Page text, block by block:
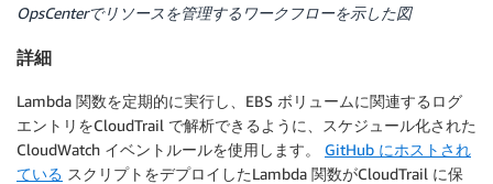
OpsCenterでリソースを管理するワークフローを示した図
詳細
Lambda 関数を定期的に実行し、EBS ボリュームに関連するログ
エントリをCloudTrail で解析できるように、スケジュール化された
CloudWatch イベントルールを使用します。 GitHub にホストされ
ている スクリプトをデプロイしたLambda 関数がCloudTrail に保